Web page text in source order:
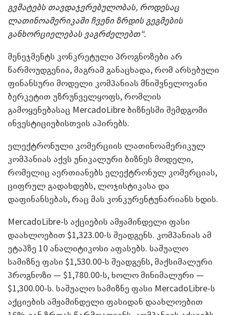
გვმატებს თავდაჯერებულობას, როდესაც
ლათინოამერიკაში ჩვენი ზრდის გეგმების
განხორციელებას ვაგრძელებთ“.
მენეჯმენტს კონკრეტული პროგნოზები არ
წარმოუდგენია, მაგრამ განაცხადა, რომ არსებული
ფინანსური მოდელი კომპანიას მნიშვნელოვანი
ბერკეტით უზრუნველყოფს, რომლის
გამოყენებასაც MercadoLibre ბიზნესში შემდგომი
ინვესტიციებისთვის აპირებს.
ელექტრონული კომერციის ლათინოამერიკულ
კომპანიას აქვს უნიკალური ბიზნეს მოდელი,
რომელიც აერთიანებს ელექტრონულ კომერციას,
ციფრულ გადახდებს, ლოჯისტიკასა და
დაფინანსებას, რაც მას კონკურენტუნარიანს ხდის.
MercadoLibre-ს აქციების ამჟამინდელი ფასი
დაახლოებით $1,323.00-ს შეადგენს. კომპანიას ამ
ეტაპზე 10 ანალიტიკოსი აფასებს. საშუალო
სამიზნე ფასი $1,530.00-ს შეადგენს, მაქსიმალური
პროგნოზი — $1,780.00-ს, ხოლო მინიმალური —
$1,300.00-ს. საშუალო სამიზნე ფასი MercadoLibre-ს
აქციების ამჟამინდელი ფასიდან დაახლოებით